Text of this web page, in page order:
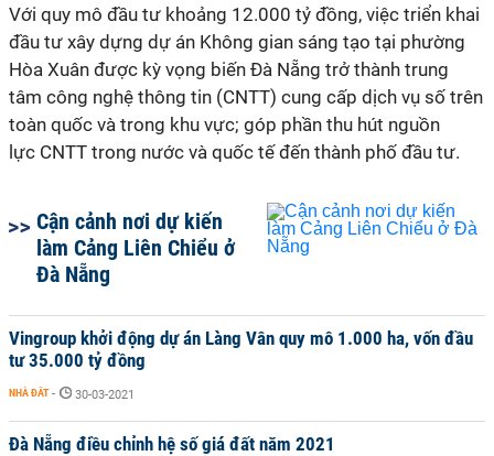
Với quy mô đầu tư khoảng 12.000 tỷ đồng, việc triển khai
đầu tư xây dựng dự án Không gian sáng tạo tại phường
Hòa Xuân được kỳ vọng biến Đà Nẵng trở thành trung
tâm công nghệ thông tin (CNTT) cung cấp dịch vụ số trên
toàn quốc và trong khu vực; góp phần thu hút nguồn
lực CNTT trong nước và quốc tế đến thành phố đầu tư.
Cận cảnh nơi dự kiến
làm Cảng Liên Chiểu ở
Đà Nẵng
Vingroup khởi động dự án Làng Vân quy mô 1.000 ha, vốn đầu
tư 35.000 tỷ đồng
NHÀ ĐẤT - 30-03-2021
Đà Nẵng điều chỉnh hệ số giá đất năm 2021